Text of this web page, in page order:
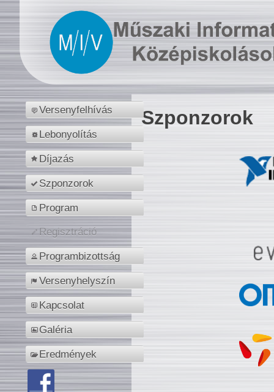
Versenyfelhívás
Lebonyolítás
Díjazás
Szponzorok
Program
Regisztráció
Programbizottság
Versenyhelyszín
Kapcsolat
Galéria
Eredmények
Szponzorok